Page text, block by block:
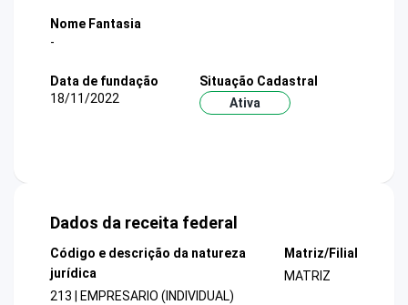
Nome Fantasia
-
Data de fundação
18/11/2022
Situação Cadastral
Ativa
Dados da receita federal
Código e descrição da natureza
jurídica
213 | EMPRESARIO (INDIVIDUAL)
Matriz/Filial
MATRIZ